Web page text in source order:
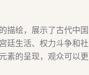
描绘，展示了古代中国
廷生活、权力斗争和社
素的呈现，观众可以更